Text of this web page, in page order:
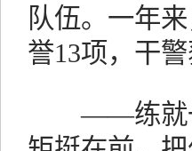
队伍。一年
誉13项，干
——练就一